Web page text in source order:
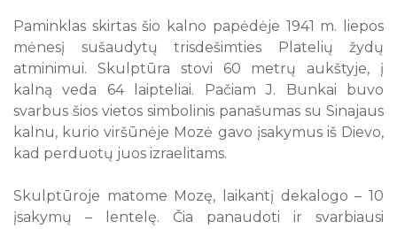
Visi renginiai
Paminklas skirtas šio kalno papėdėje 1941 m. liepos
mėnesį sušaudytų trisdešimties Platelių žydų
atminimui. Skulptūra stovi 60 metrų aukštyje, į
kalną veda 64 laipteliai. Pačiam J. Bunkai buvo
svarbus šios vietos simbolinis panašumas su Sinajaus
kalnu, kurio viršūnėje Mozė gavo įsakymus iš Dievo,
kad perduotų juos izraelitams.
Skulptūroje matome Mozę, laikantį dekalogo – 10
įsakymų – lentelę. Čia panaudoti ir svarbiausi